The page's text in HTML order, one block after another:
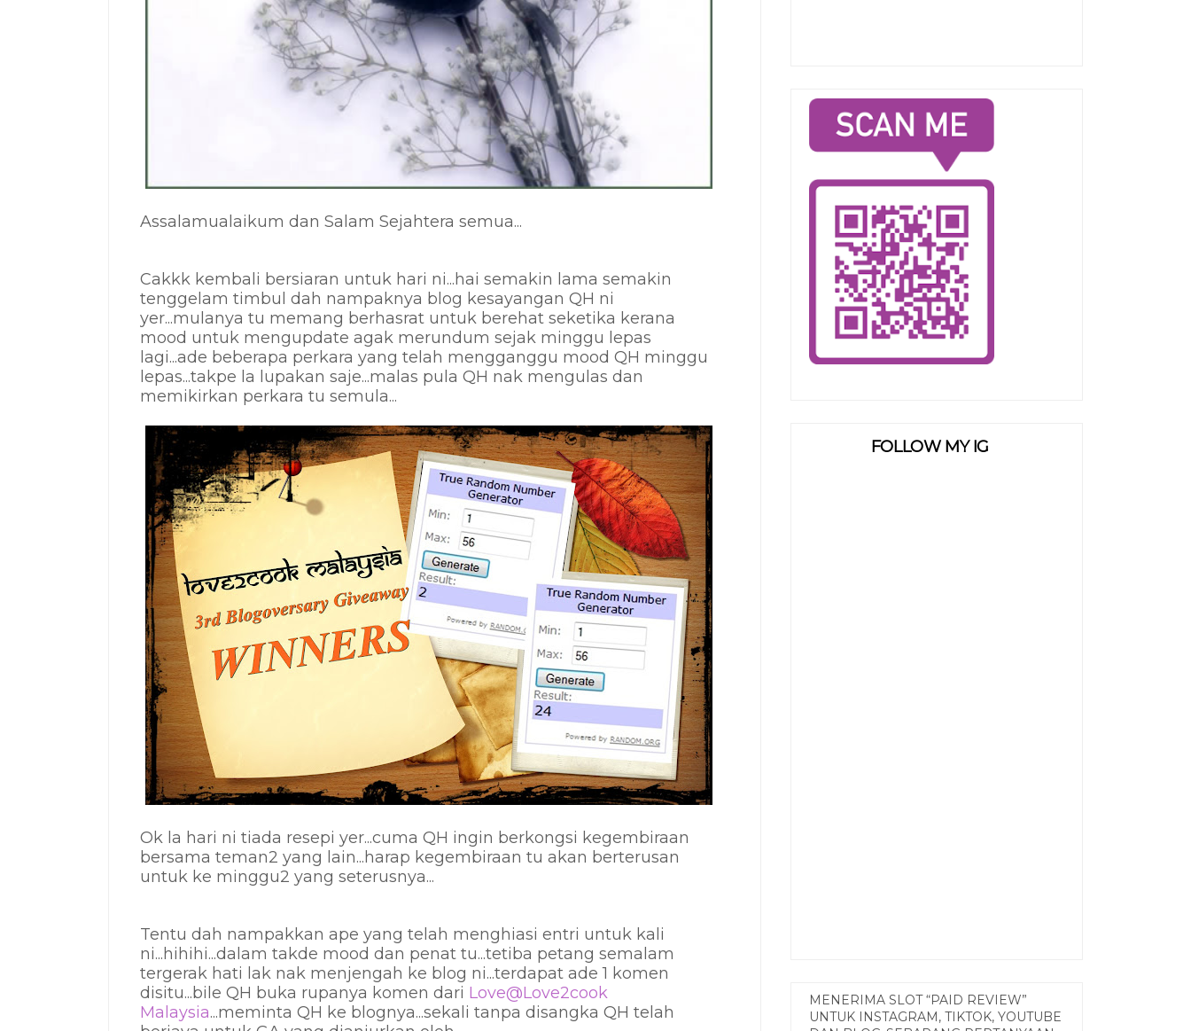
Assalamualaikum dan Salam Sejahtera semua...
Cakkk kembali bersiaran untuk hari ni...hai semakin lama semakin
tenggelam timbul dah nampaknya blog kesayangan QH ni
yer...mulanya tu memang berhasrat untuk berehat seketika kerana
mood untuk mengupdate agak merundum sejak minggu lepas
lagi...ade beberapa perkara yang telah mengganggu mood QH minggu
lepas...takpe la lupakan saje...malas pula QH nak mengulas dan
memikirkan perkara tu semula...
Ok la hari ni tiada resepi yer...cuma QH ingin berkongsi kegembiraan
bersama teman2 yang lain...harap kegembiraan tu akan berterusan
untuk ke minggu2 yang seterusnya...
Tentu dah nampakkan ape yang telah menghiasi entri untuk kali
ni...hihihi...dalam takde mood dan penat tu...tetiba petang semalam
tergerak hati lak nak menjengah ke blog ni...terdapat ade 1 komen
disitu...bile QH buka rupanya komen dari Love@Love2cook
Malaysia...meminta QH ke blognya...sekali tanpa disangka QH telah
FOLLOW MY IG
MENERIMA SLOT “PAID REVIEW”
UNTUK INSTAGRAM, TIKTOK, YOUTUBE